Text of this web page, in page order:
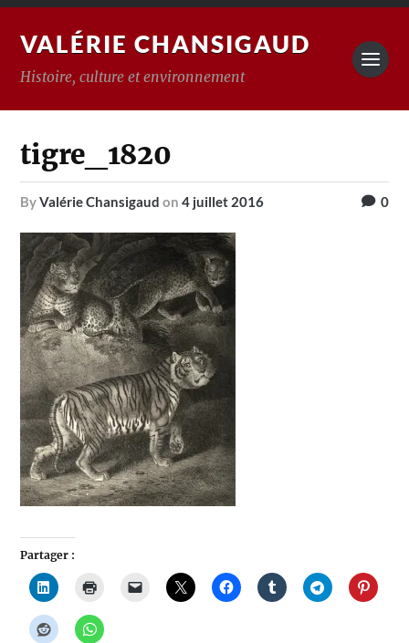
VALÉRIE CHANSIGAUD
Histoire, culture et environnement
tigre_1820
byValérie Chansigaud on4 juillet 2016 0
Partager :